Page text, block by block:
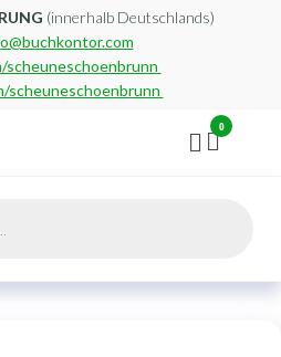
(innerhalb Deutschlands)
scheuneschoenbrunn
scheuneschoenbrunn
0